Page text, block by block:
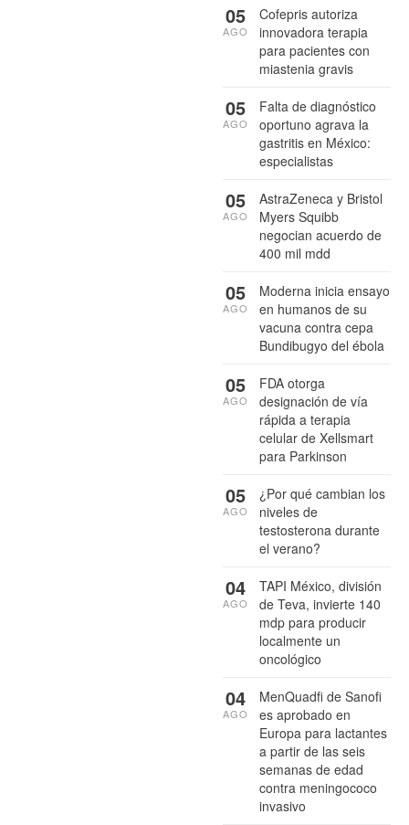
Cofepris autoriza
innovadora terapia
para pacientes con
miastenia gravis
05
AGO
Falta de diagnóstico
oportuno agrava la
gastritis en México:
especialistas
05
AGO
AstraZeneca y Bristol
Myers Squibb
negocian acuerdo de
400 mil mdd
05
AGO
Moderna inicia ensayo
en humanos de su
vacuna contra cepa
Bundibugyo del ébola
05
AGO
FDA otorga
designación de vía
rápida a terapia
celular de Xellsmart
para Parkinson
05
AGO
¿Por qué cambian los
niveles de
testosterona durante
el verano?
05
AGO
TAPI México, división
de Teva, invierte 140
mdp para producir
localmente un
oncológico
04
AGO
MenQuadfi de Sanofi
es aprobado en
Europa para lactantes
a partir de las seis
semanas de edad
contra meningococo
invasivo
04
AGO